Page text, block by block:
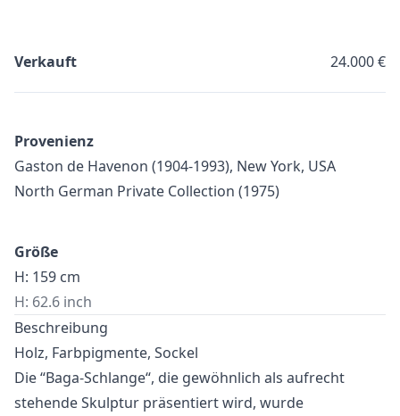
Verkauft 24.000 €
Provenienz
Gaston de Havenon (1904-1993), New York, USA
North German Private Collection (1975)
Größe
H: 159 cm
H: 62.6 inch
Beschreibung
Holz, Farbpigmente, Sockel
Die “Baga-Schlange“, die gewöhnlich als aufrecht
stehende Skulptur präsentiert wird, wurde